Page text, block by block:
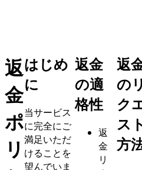
返
金
ポ
リ
はじめ
に
当サービス
に完全にご
満足いただ
けることを
望んでいま
返金
の適
格性
返
金
リ
返
のリ
ク
ス
方